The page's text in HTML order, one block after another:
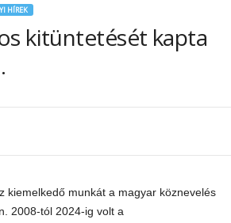
HÍREK
kitüntetését kapta
kiemelkedő munkát a magyar köznevelés
2008-tól 2024-ig volt a